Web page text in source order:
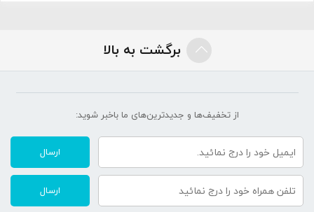
برگشت به بالا
از تخفیف‌ها و جدیدترین‌های ما‌ باخبر شوید:
ارسال
ارسال